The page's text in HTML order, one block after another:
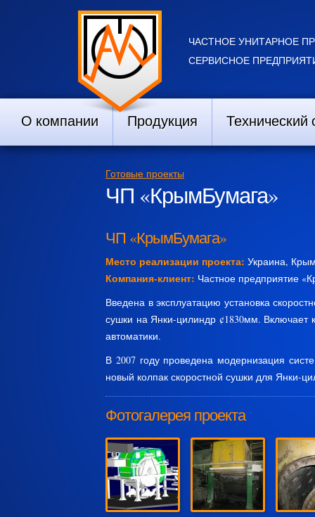
ЧАСТНОЕ УНИТАРНОЕ
СЕРВИСНОЕ
О компании Продукция Технический
Готовые проекты
ЧП «КрымБумага»
ЧП «КрымБумага»
Место реализации проекта: Украина,
Компания-клиент: Частное предприятие
Введена в эксплуатацию установка
сушки на Янки-цилиндр ¢1830мм. Включает
автоматики.
В 2007 году проведена модернизация
новый колпак скоростной сушки для Янки-
Фотогалерея проекта